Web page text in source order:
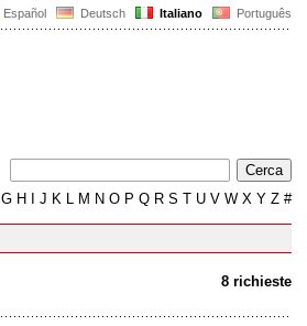
Español Deutsch Italiano Português
G H J K L M N O P Q R S T U V W X Y Z #
8 richieste